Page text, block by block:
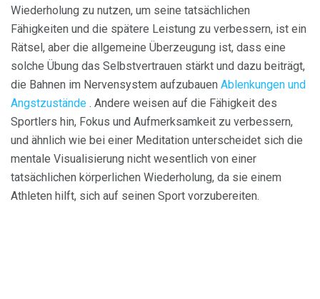
Wiederholung zu nutzen, um seine tatsächlichen
Fähigkeiten und die spätere Leistung zu verbessern, ist ein
Rätsel, aber die allgemeine Überzeugung ist, dass eine
solche Übung das Selbstvertrauen stärkt und dazu beiträgt,
die Bahnen im Nervensystem aufzubauen Ablenkungen und
Angstzustände . Andere weisen auf die Fähigkeit des
Sportlers hin, Fokus und Aufmerksamkeit zu verbessern,
und ähnlich wie bei einer Meditation unterscheidet sich die
mentale Visualisierung nicht wesentlich von einer
tatsächlichen körperlichen Wiederholung, da sie einem
Athleten hilft, sich auf seinen Sport vorzubereiten.